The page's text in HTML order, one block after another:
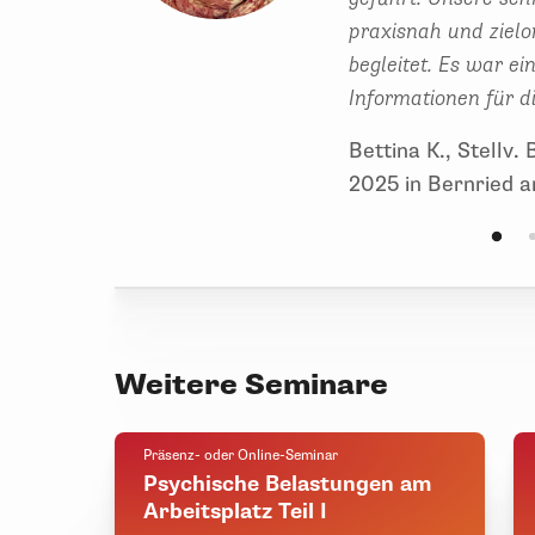
praxisnah und
begleitet. Es war
Informationen für
Bettina K., Stellv.
2025 in Bernried
Weitere Seminare
Präsenz- oder Online-Seminar
Psychische Belastungen am
Arbeitsplatz Teil I